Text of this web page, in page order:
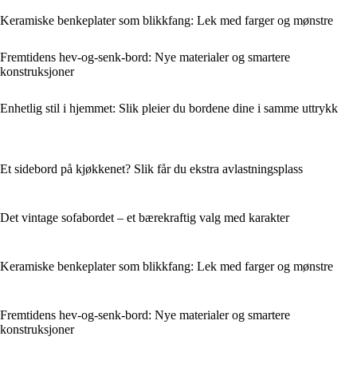
Keramiske benkeplater som blikkfang: Lek med farger og mønstre
Fremtidens hev-og-senk-bord: Nye materialer og smartere
konstruksjoner
Enhetlig stil i hjemmet: Slik pleier du bordene dine i samme uttrykk
Et sidebord på kjøkkenet? Slik får du ekstra avlastningsplass
Det vintage sofabordet – et bærekraftig valg med karakter
Keramiske benkeplater som blikkfang: Lek med farger og mønstre
Fremtidens hev-og-senk-bord: Nye materialer og smartere
konstruksjoner